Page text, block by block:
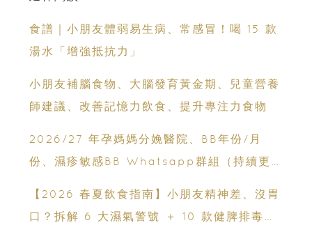
食譜｜小朋友體弱易生病、常感冒！喝 15 款
湯水「增強抵抗力」
小朋友補腦食物、大腦發育黃金期、兒童營養
師建議、改善記憶力飲食、提升專注力食物
2026/27 年孕媽媽分娩醫院、BB年份/月
份、濕疹敏感BB Whatsapp群組（持續更
【2026 春夏飲食指南】小朋友精神差、沒胃
口？拆解 6 大濕氣警號 ＋ 10 款健脾排毒祛